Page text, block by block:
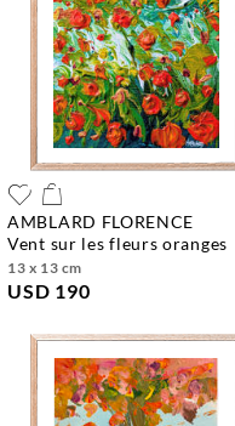
AMBLARD FLORENCE
vent sur les fleurs oranges
13 x 13 cm
USD 190